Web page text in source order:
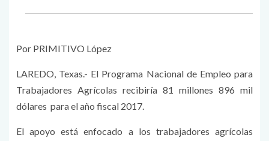
Por PRIMITIVO López
LAREDO, Texas.- El Programa Nacional de Empleo para
Trabajadores Agrícolas recibiría 81 millones 896 mil
dólares para el año fiscal 2017.
El apoyo está enfocado a los trabajadores agrícolas